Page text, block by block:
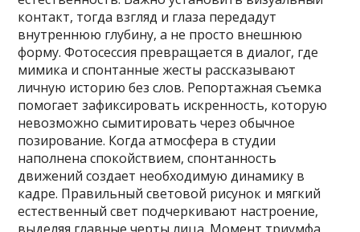
контакт, тогда взгляд и глаза передадут
внутреннюю глубину, а не просто внешнюю
форму. Фотосессия превращается в диалог, где
мимика и спонтанные жесты рассказывают
личную историю без слов. Репортажная съемка
помогает зафиксировать искренность, которую
невозможно сымитировать через обычное
позирование. Когда атмосфера в студии
наполнена спокойствием, спонтанность
движений создает необходимую динамику в
кадре. Правильный световой рисунок и мягкий
естественный свет подчеркивают настроение,